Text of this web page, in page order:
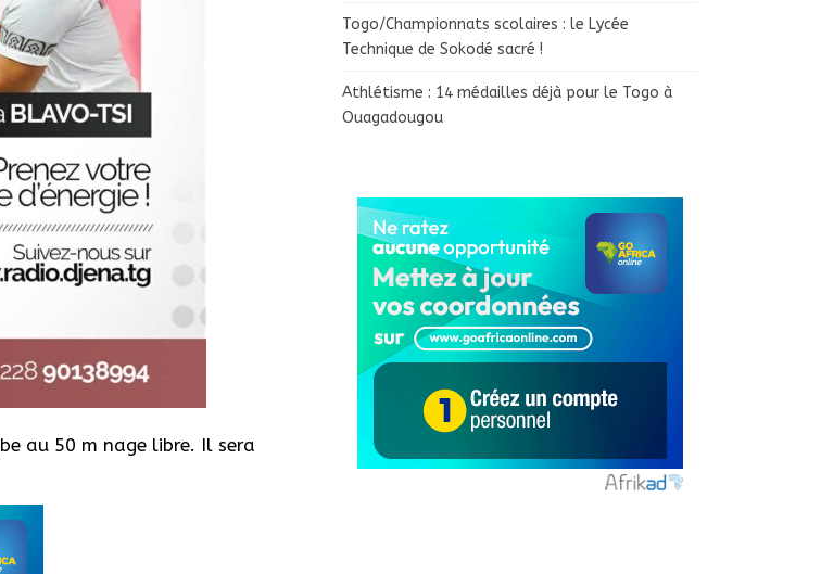
au 50 m nage libre. Il sera
Togo/Championnats scolaires : le Lycée
Technique de Sokodé sacré !
Athlétisme : 14 médailles déjà pour le Togo à
Ouagadougou